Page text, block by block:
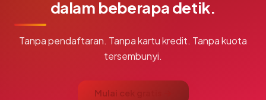
dalam beberapa detik.
Tanpa pendaftaran. Tanpa kartu kredit. Tanpa kuota
tersembunyi.
Mulai cek gratis →